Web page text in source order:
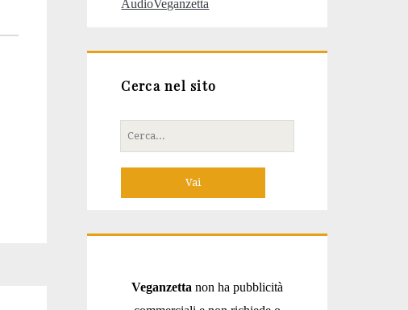
AudioVeganzetta
Cerca nel sito
Cerca
per:
Veganzetta non ha pubblicità